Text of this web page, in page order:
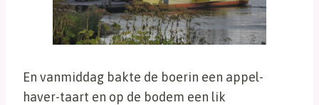
En vanmiddag bakte de boerin een appel-
haver-taart en op de bodem een lik